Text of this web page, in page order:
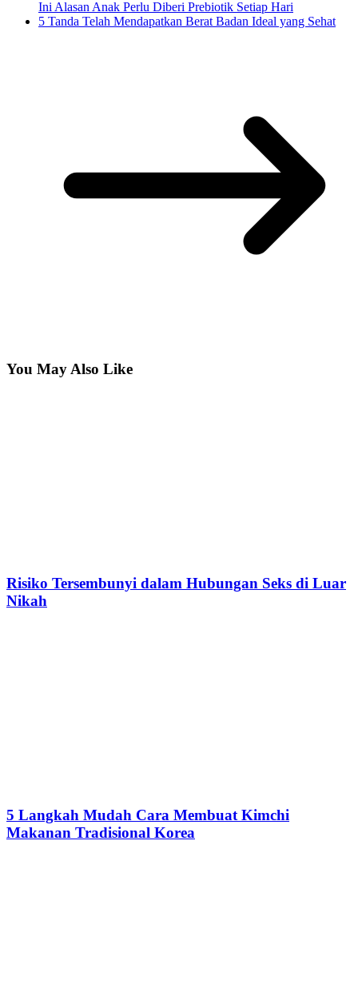
Ini Alasan Anak Perlu Diberi Prebiotik Setiap Hari
5 Tanda Telah Mendapatkan Berat Badan Ideal yang Sehat
You May Also Like
Risiko Tersembunyi dalam Hubungan Seks di Luar
Nikah
5 Langkah Mudah Cara Membuat Kimchi
Makanan Tradisional Korea